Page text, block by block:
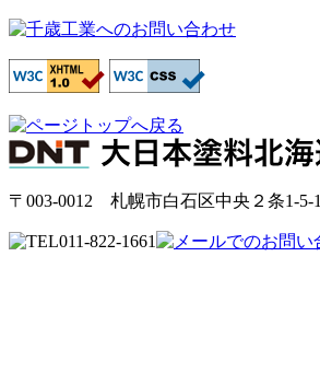
〒003-0012 札幌市白石区中央２条1-5-1